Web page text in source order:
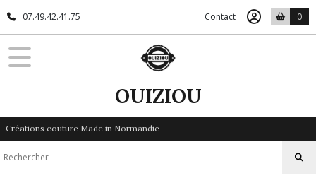
07.49.42.41.75 Contact 0
OUIZIOU
Créations couture Made in Normandie